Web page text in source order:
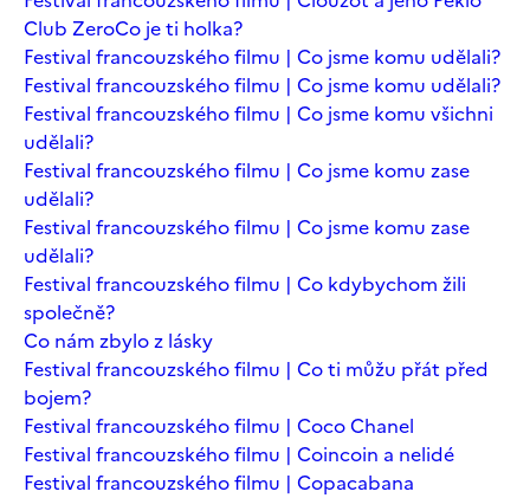
Club ZeroCo je ti holka?
Festival francouzského filmu | Co jsme komu udělali?
Festival francouzského filmu | Co jsme komu udělali?
Festival francouzského filmu | Co jsme komu všichni
udělali?
Festival francouzského filmu | Co jsme komu zase
udělali?
Festival francouzského filmu | Co jsme komu zase
udělali?
Festival francouzského filmu | Co kdybychom žili
společně?
Co nám zbylo z lásky
Festival francouzského filmu | Co ti můžu přát před
bojem?
Festival francouzského filmu | Coco Chanel
Festival francouzského filmu | Coincoin a nelidé
Festival francouzského filmu | Copacabana